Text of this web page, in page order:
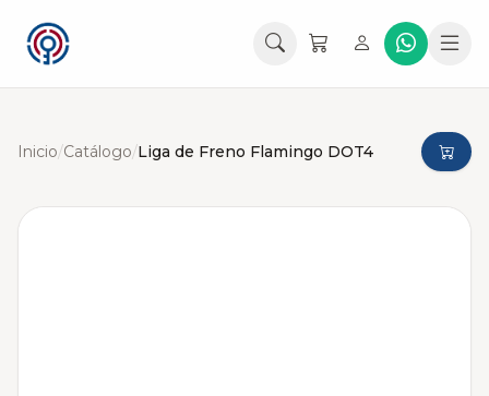
Inicio/Catálogo/Liga de Freno Flamingo DOT4